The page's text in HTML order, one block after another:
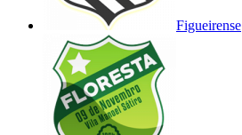
Figueirense